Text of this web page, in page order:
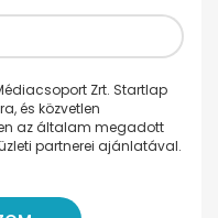
Zrt. Startlap
és közvetlen
az általam megadott
partnerei ajánlatával.